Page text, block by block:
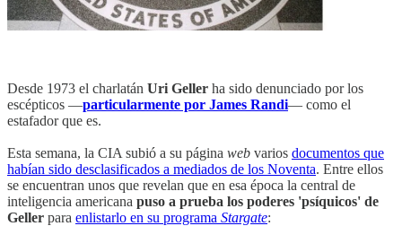
Desde 1973 el charlatán Uri Geller ha sido denunciado por los
escépticos —particularmente por James Randi— como el
estafador que es.
Esta semana, la CIA subió a su página web varios documentos que
habían sido desclasificados a mediados de los Noventa. Entre ellos
se encuentran unos que revelan que en esa época la central de
inteligencia americana puso a prueba los poderes 'psíquicos' de
Geller para enlistarlo en su programa Stargate: